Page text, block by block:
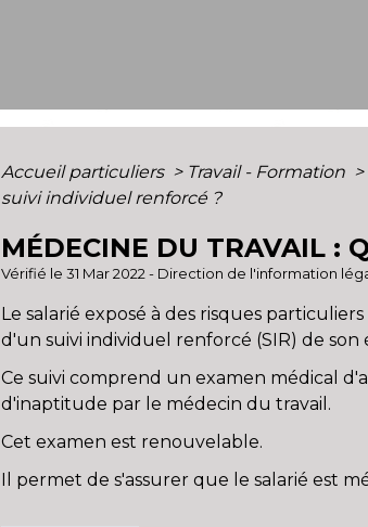
Accueil particuliers > Travail - Formation >
suivi individuel renforcé ?
MÉDECINE DU TRAVAIL :
Vérifié le 31 Mar 2022 - Direction de l'information
Le salarié exposé à des risques
d'un suivi individuel renforcé (SIR) de son
Ce suivi comprend un examen médical
d'inaptitude par le médecin du travail.
Cet examen est renouvelable.
Il permet de s'assurer que le salarié est